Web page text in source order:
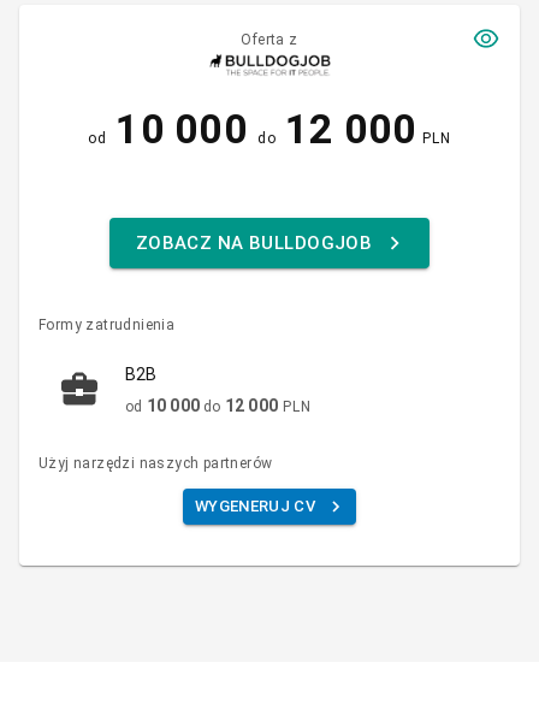
Oferta z
od 10 000 do 12 000 PLN
ZOBACZ NA BULLDOGJOB
Formy zatrudnienia
B2B
od 10 000 do 12 000 PLN
Użyj narzędzi naszych partnerów
WYGENERUJ CV